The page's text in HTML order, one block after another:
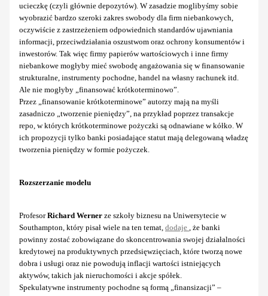
ucieczkę (czyli głównie depozytów). W zasadzie moglibyśmy sobie
wyobrazić bardzo szeroki zakres swobody dla firm niebankowych,
oczywiście z zastrzeżeniem odpowiednich standardów ujawniania
informacji, przeciwdziałania oszustwom oraz ochrony konsumentów i
inwestorów. Tak więc firmy papierów wartościowych i inne firmy
niebankowe mogłyby mieć swobodę angażowania się w finansowanie
strukturalne, instrumenty pochodne, handel na własny rachunek itd.
Ale nie mogłyby „finansować krótkoterminowo”.
Przez „finansowanie krótkoterminowe” autorzy mają na myśli
zasadniczo „tworzenie pieniędzy”, na przykład poprzez transakcje
repo, w których krótkoterminowe pożyczki są odnawiane w kółko. W
ich propozycji tylko banki posiadające statut mają delegowaną władzę
tworzenia pieniędzy w formie pożyczek.
Rozszerzanie modelu
ProfesorRichard Werner ze szkoły biznesu na Uniwersytecie w
Southampton, który pisał wiele na ten temat, dodaje , że banki
powinny zostać zobowiązane do skoncentrowania swojej działalności
kredytowej na produktywnych przedsięwzięciach, które tworzą nowe
dobra i usługi oraz nie powodują inflacji wartości istniejących
aktywów, takich jak nieruchomości i akcje spółek.
Spekulatywne instrumenty pochodne są formą „finansizacji” –